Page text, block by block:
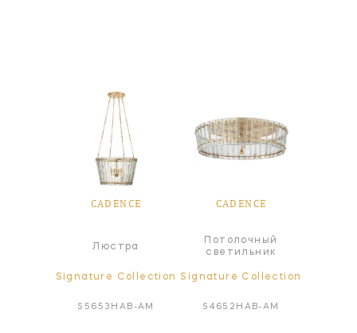
CADENCE
Люстра
Signature Collection
S5653HAB-AM
CADENCE
Потолочный
светильник
Signature Collection
S4652HAB-AM